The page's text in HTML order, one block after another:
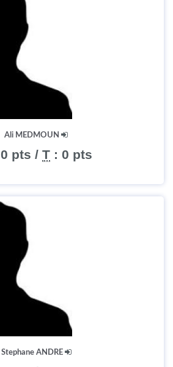
Ali MEDMOUN
0 pts / T : 0 pts
Stephane ANDRE